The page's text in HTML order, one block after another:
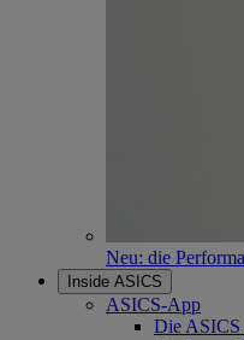
Neu: die
Inside ASICS
ASICS-App
Die